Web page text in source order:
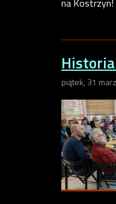
na Kostrzyn!
piątek, 31